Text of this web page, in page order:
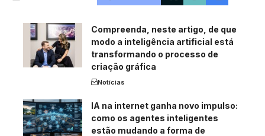
Compreenda, neste artigo, de que
modo a inteligência artificial está
transformando o processo de
criação gráfica
Notícias
IA na internet ganha novo impulso:
como os agentes inteligentes
estão mudando a forma de